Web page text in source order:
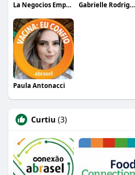
La Negocios Empresariais Gabrielle Rodrigues
Paula Antonacci
Curtiu (3)